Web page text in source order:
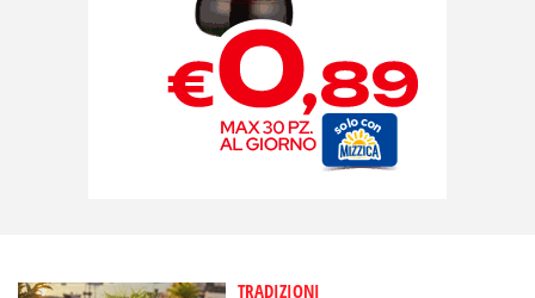
TRADIZIONI